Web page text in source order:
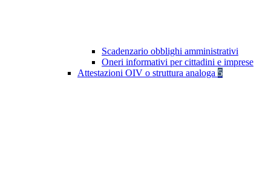
Scadenzario obblighi amministrativi
Oneri informativi per cittadini e imprese
Attestazioni OIV o struttura analoga 5